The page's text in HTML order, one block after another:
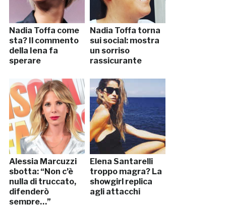
Nadia Toffa come
sta? Il commento
della Iena fa
sperare
Nadia Toffa torna
sui social: mostra
un sorriso
rassicurante
Alessia Marcuzzi
sbotta: “Non c’è
nulla di truccato,
difenderò
sempre…”
Elena Santarelli
troppo magra? La
showgirl replica
agli attacchi